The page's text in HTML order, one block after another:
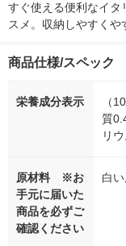
すぐ使える便利なイタ
スメ。収納しやすくや
商品仕様/スペック
栄養成分表示
（
質
リ
原材料 ※お
手元に届いた
商品を必ずご
確認ください
白